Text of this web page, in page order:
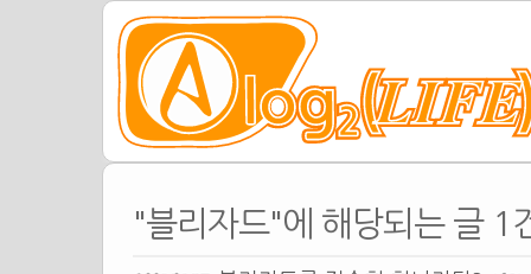
"블리자드"에 해당되는 글 1